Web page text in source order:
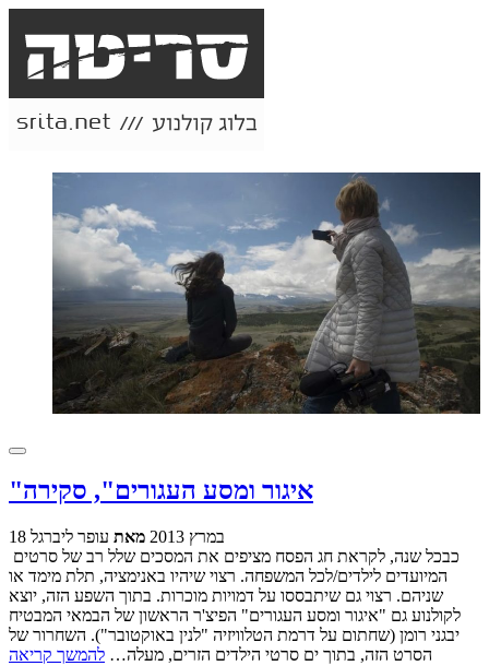
"איגור ומסע העגורים", סקירה
18 במרץ 2013 מאת עופר ליברגל
המיועדים לילדים/לכל המשפחה. רצוי שיהיו באנימציה, תלת מימד או
שניהם. רצוי גם שיתבססו על דמויות מוכרות. בתוך השפע הזה, יוצא
לקולנוע גם "איגור ומסע העגורים" הפיצ'ר הראשון של הבמאי המבטיח
יבגני רומן (שחתום על דרמת הטלוויזיה "לנין באוקטובר"). השחרור של
הסרט הזה, בתוך ים סרטי הילדים הזרים, מעלה… להמשך קריאה